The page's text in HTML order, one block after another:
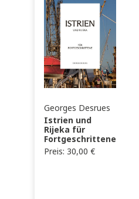
Georges Desrues
Istrien und
Rijeka für
Fortgeschrittene
Preis:30,00€